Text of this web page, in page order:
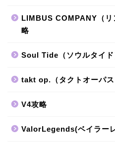
LIMBUS COMPANY（リ
略
Soul Tide（ソウルタイド
takt op.（タクトオーパ
V4攻略
ValorLegends(ベイラー